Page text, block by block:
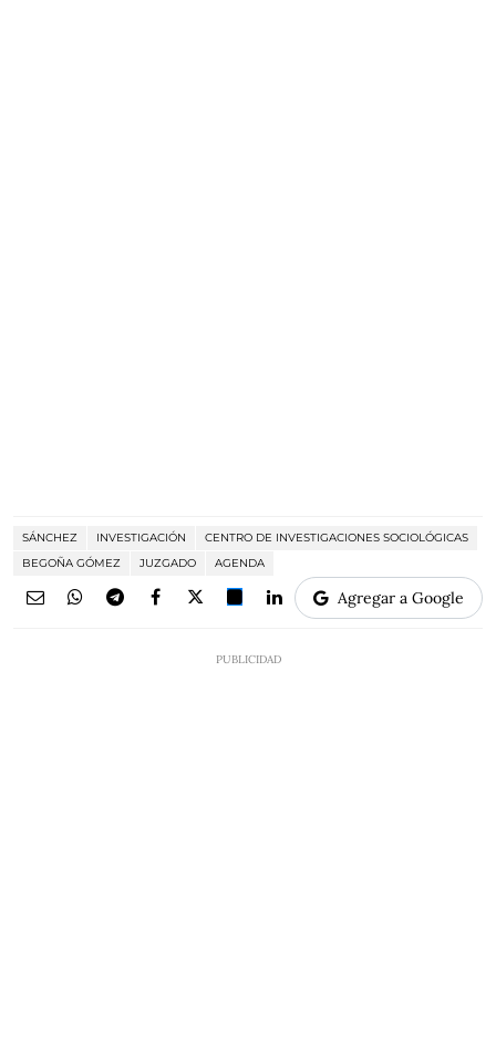
SÁNCHEZ INVESTIGACIÓN
CENTRO DE INVESTIGACIONES SOCIOLÓGICAS
BEGOÑA GÓMEZ
JUZGADO AGENDA
Agregar a Google